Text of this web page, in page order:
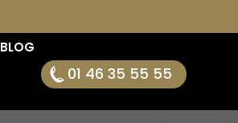
BLOG
01 46 35 55 55